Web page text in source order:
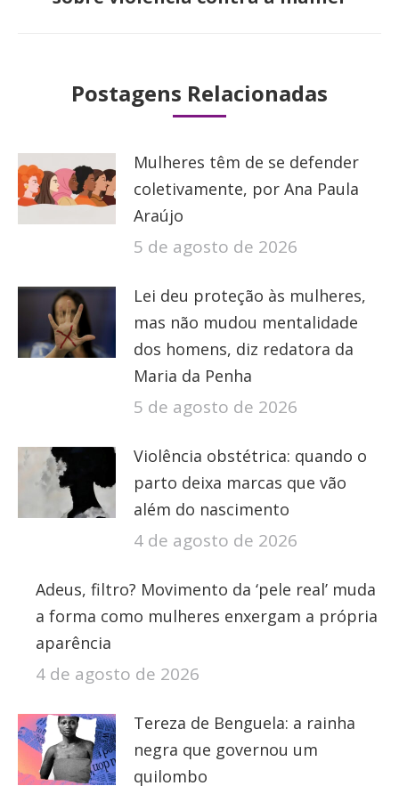
post:
Postagens Relacionadas
Mulheres têm de se defender
coletivamente, por Ana Paula
Araújo
5 de agosto de 2026
Lei deu proteção às mulheres,
mas não mudou mentalidade
dos homens, diz redatora da
Maria da Penha
5 de agosto de 2026
Violência obstétrica: quando o
parto deixa marcas que vão
além do nascimento
4 de agosto de 2026
Adeus, filtro? Movimento da ‘pele real’ muda
a forma como mulheres enxergam a própria
aparência
4 de agosto de 2026
Tereza de Benguela: a rainha
negra que governou um
quilombo